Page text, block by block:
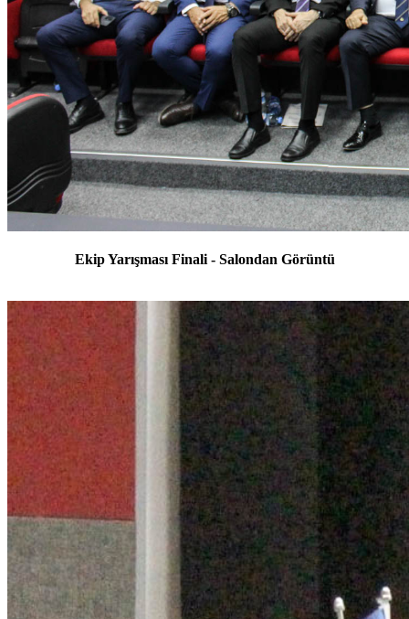
Ekip Yarışması Finali - Salondan Görüntü